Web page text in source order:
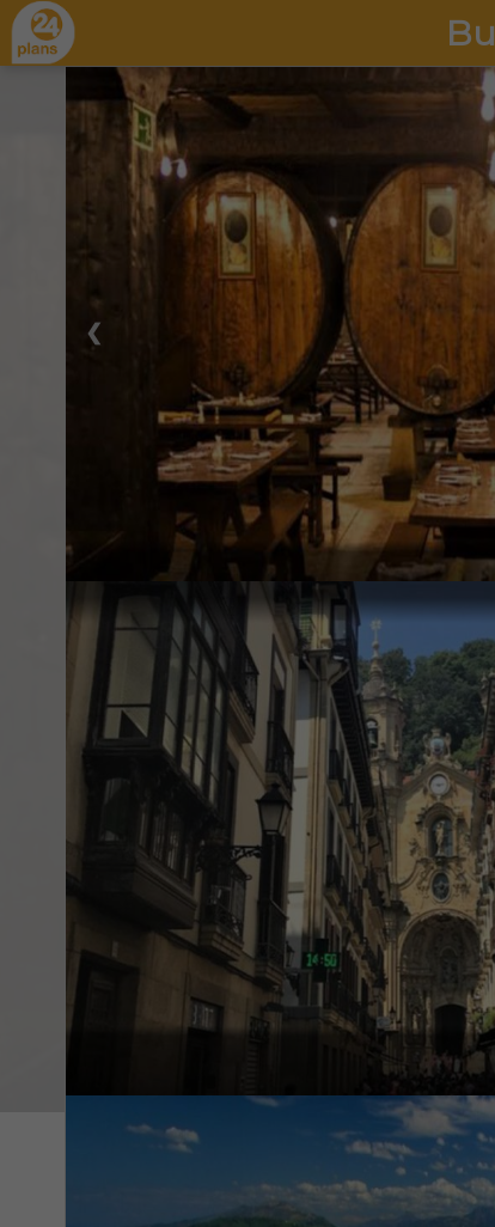
❮
SOBRE EL EVENTO
La visita a San Sebastián con sidrería
experiencia enriquecedora que te
Sebastián, ubicada en la costa vasca,
gastronómica. San Sebastián es
arquitectura encantadora y su
Durante esta excursión, tendrás la
emblemáticos de San Sebastián,
antiguo y la bahía de La Zurriola.
donde aprenderás sobre la
de sidra. La sidra es una bebida
oportunidad única para
El almuerzo incluido te permitirá